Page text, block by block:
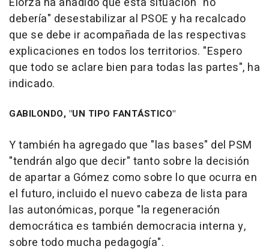
debería" desestabilizar al PSOE y ha recalcado
que se debe ir acompañada de las respectivas
explicaciones en todos los territorios. "Espero
que todo se aclare bien para todas las partes", ha
indicado.
GABILONDO, "UN TIPO FANTÁSTICO"
Y también ha agregado que "las bases" del PSM
"tendrán algo que decir" tanto sobre la decisión
de apartar a Gómez como sobre lo que ocurra en
el futuro, incluido el nuevo cabeza de lista para
las autonómicas, porque "la regeneración
democrática es también democracia interna y,
sobre todo mucha pedagogía".